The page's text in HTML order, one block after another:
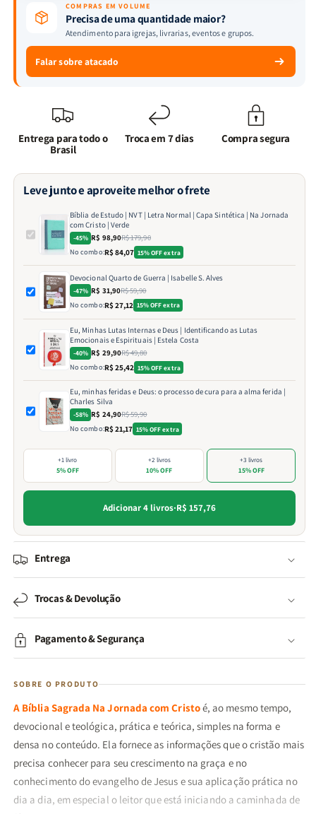
Na
Jornada
Cristo
|
Na
Jornada
com
|
COMPRAS EM VOLUME
Precisa de uma quantidade maior?
Atendimento para igrejas, livrarias, eventos e grupos.
Falar sobre atacado
Entrega para todo o
Brasil
Troca em 7 dias Compra segura
Leve junto e aproveite melhor o frete
Bíblia de Estudo | NVT | Letra Normal | Capa Sintética | Na Jornada
com Cristo | Verde
-45% R$ 98,90R$ 179,90
No combo:R$ 84,07 15% OFF extra
Devocional Quarto de Guerra | Isabelle S. Alves
-47% R$ 31,90R$ 59,90
No combo:R$ 27,12 15% OFF extra
Eu, Minhas Lutas Internas e Deus | Identificando as Lutas
Emocionais e Espirituais | Estela Costa
-40% R$ 29,90R$ 49,80
No combo:R$ 25,42 15% OFF extra
Eu, minhas feridas e Deus: o processo de cura para a alma ferida |
Charles Silva
-58% R$ 24,90R$ 59,90
No combo:R$ 21,17 15% OFF extra
+1 livro
5% OFF
+2 livros
10% OFF
+3 livros
15% OFF
Adicionar 4 livros·R$ 157,76
Entrega
Trocas & Devolução
Pagamento & Segurança
SOBRE O PRODUTO
A Bíblia Sagrada Na Jornada com Cristoé, ao mesmo tempo,
devocional e teológica, prática e teórica, simples na forma e
densa no conteúdo. Ela fornece as informações que o cristão mais
precisa conhecer para seu crescimento na graça e no
conhecimento do evangelho de Jesus e sua aplicação prática no
dia a dia, em especial o leitor que está iniciando a caminhada de